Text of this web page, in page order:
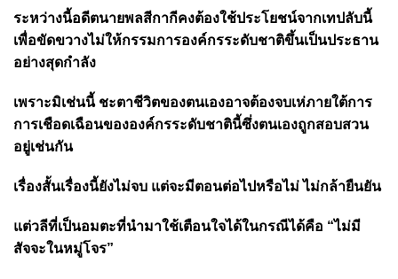
ระหว่างนี้อดีตนายพลสีกากีคงต้องใช้ประโยชน์จากเทปลับนี้
เพื่อขัดขวางไม่ให้กรรมการองค์กรระดับชาติขึ้นเป็นประธาน
อย่างสุดกำลัง
เพราะมิเช่นนี้ ชะตาชีวิตของตนเองอาจต้องจบเห่ภายใต้การ
การเชือดเฉือนขององค์กรระดับชาตินี้ซึ่งตนเองถูกสอบสวน
อยู่เช่นกัน
เรื่องสั้นเรื่องนี้ยังไม่จบ แต่จะมีตอนต่อไปหรือไม่ ไม่กล้ายืนยัน
แต่วลีที่เป็นอมตะที่นำมาใช้เตือนใจได้ในกรณีได้คือ “ไม่มี
สัจจะในหมู่โจร”